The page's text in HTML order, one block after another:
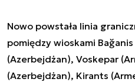
Nowo powstała linia
pomiędzy wioskami
(Azerbejdżan), Voskepar
(Azerbejdżan), Kirants